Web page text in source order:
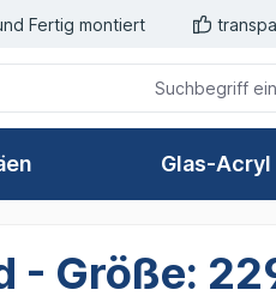
Fertig montiert
Glas-Acryl
- Größe: